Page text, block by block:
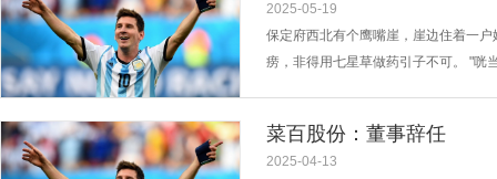
2025-05-19
保定府西北有个鹰嘴崖，崖边住着一
痨，非得用七星草做药引子不可。 "
菜百股份：董事辞任
2025-04-13